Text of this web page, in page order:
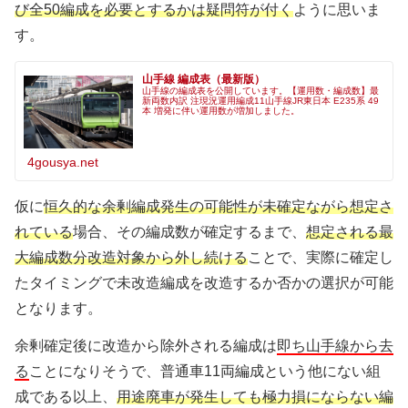
び全50編成を必要とするかは疑問符が付くように思いま
す。
山手線 編成表（最新版）
山手線の編成表を公開しています。【運用数・編成数】最
新両数内訳 注現況運用編成11山手線JR東日本 E235系 49
本 増発に伴い運用数が増加しました。
4gousya.net
仮に恒久的な余剰編成発生の可能性が未確定ながら想定さ
れている場合、その編成数が確定するまで、 想定される最
大編成数分改造対象から外し続けることで、実際に確定し
たタイミングで未改造編成を改造するか否かの選択が可能
となります。
余剰確定後に改造から除外される編成は即ち山手線から去
る ことになりそうで、普通車11両編成という他にない組
成である以上、 用途廃車が発生しても極力損にならない編